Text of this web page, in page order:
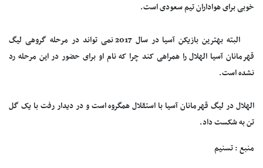
خوبی برای هواداران تیم سعودی است.
البته بهترین بازیکن آسیا در سال 2017 نمی تواند در مرحله گروهی لیگ
قهرمانان آسیا الهلال را همراهی کند چرا که نام او برای حضور در این مرحله رد
نشده است.
الهلال در لیگ قهرمانان آسیا با استقلال همگروه است و در دیدار رفت با یک گل
تن به شکست داد.
منبع : تسنیم